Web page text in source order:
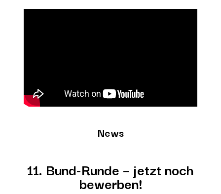
News
11. Bund-Runde – jetzt noch
bewerben!